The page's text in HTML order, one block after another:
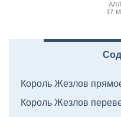
17
Король Жезлов
Король Жезлов